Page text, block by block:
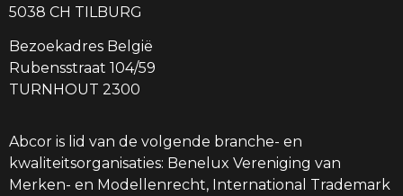
5038 CH TILBURG
Bezoekadres België
Rubensstraat 104/59
TURNHOUT 2300
Abcor is lid van de volgende branche- en
kwaliteitsorganisaties: Benelux Vereniging van
Merken- en Modellenrecht, International Trademark